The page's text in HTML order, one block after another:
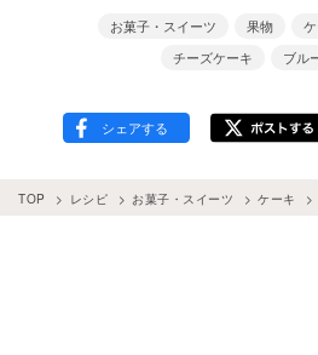
お菓子・スイーツ 果物
チーズケーキ
ブル
TOP レシピ お菓子・スイーツ ケーキ